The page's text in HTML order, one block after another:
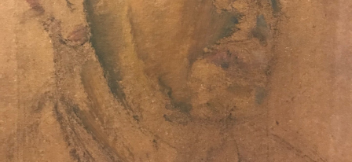
diverse malen en elke keer bereidde hij zich
fanatiek voor, zowel fysiek als psychisch, om er zo
florissant en briljant mogelijk op te staan. In zijn
dagboek is haast van minuut tot minuut te lezen
welke voorbereidingen hij trof voor de
poseersessies: wat hij at, dronk, hoeveel rum,
oranjebitter of cognac in de thee (‘geen of weinig